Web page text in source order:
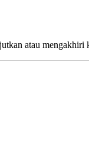
atau mengakhiri